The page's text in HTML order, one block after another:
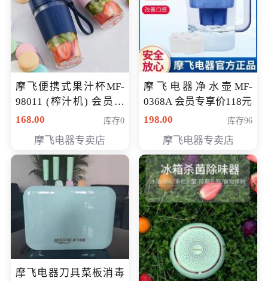
摩飞便携式果汁杯MF-
98011 (榨汁机) 会员专
享价138元
168.00 库存0
摩飞电器专卖店
摩飞电器净水壶MF-
0368A 会员专享价118元
198.00
库存96
摩飞电器专卖店
摩飞电器刀具菜板消毒